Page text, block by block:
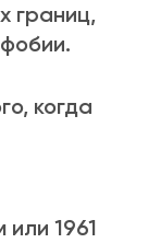
границ,
когда
1961